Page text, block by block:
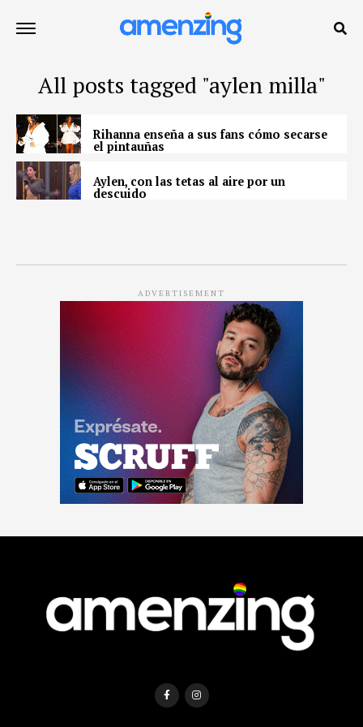
All posts tagged "aylen milla"
Rihanna enseña a sus fans cómo secarse
el pintauñas
Aylen, con las tetas al aire por un
descuido
ADVERTISEMENT